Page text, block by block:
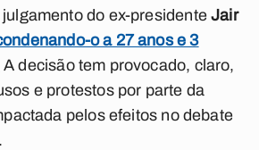
do ex-presidenteJair
o a 27 anos e 3
A decisão tem provocado, claro,
e protestos por parte da
pelos efeitos no debate